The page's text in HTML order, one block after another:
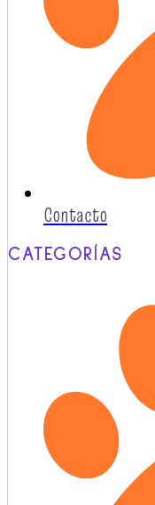
Contacto
CATEGORÍAS